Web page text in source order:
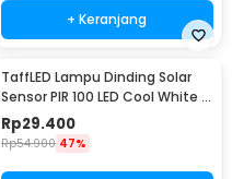
+ Keranjang
TaffLED Lampu Dinding Solar
Sensor PIR 100 LED Cool White -
BK-100
Rp29.400
Rp54.900 47%